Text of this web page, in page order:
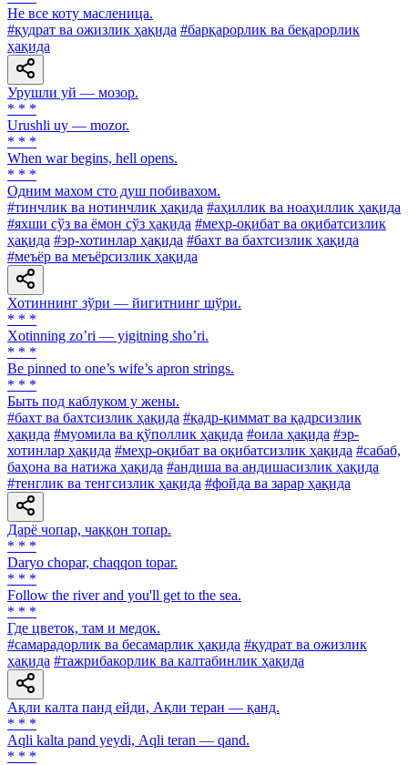
He все коту масленица.
#қудрат ва ожизлик ҳақида #барқарорлик ва беқарорлик
ҳақида
Урушли уй — мозор.
* * *
Urushli uy — mozor.
* * *
When war begins, hell opens.
* * *
Одним махом сто душ побивахом.
#тинчлик ва нотинчлик ҳақида #аҳиллик ва ноаҳиллик ҳақида
#яхши сўз ва ёмон сўз ҳақида #меҳр-оқибат ва оқибатсизлик
ҳақида #эр-хотинлар ҳақида #бахт ва бахтсизлик ҳақида
#меъёр ва меъёрсизлик ҳақида
Хотиннинг зўри — йигитнинг шўри.
* * *
Xotinning zoʼri — yigitning shoʼri.
* * *
Be pinned to one’s wife’s apron strings.
* * *
Быть под каблуком у жены.
#бахт ва бахтсизлик ҳақида #қадр-қиммат ва қадрсизлик
ҳақида #муомила ва қўполлик ҳақида #оила ҳақида #эр-
хотинлар ҳақида #меҳр-оқибат ва оқибатсизлик ҳақида #сабаб,
баҳона ва натижа ҳақида #андиша ва андишасизлик ҳақида
#тенглик ва тенгсизлик ҳақида #фойда ва зарар ҳақида
Дарё чопар, чаққон топар.
* * *
Daryo chopar, chaqqon topar.
* * *
Follow the river and you'll get to the sea.
* * *
Где цветок, там и медок.
#самарадорлик ва бесамарлик ҳақида #қудрат ва ожизлик
ҳақида #тажрибакорлик ва калтабинлик ҳақида
Ақли калта панд ейди, Ақли теран — қанд.
* * *
Аqli kalta pand yeydi, Аqli teran — qand.
* * *